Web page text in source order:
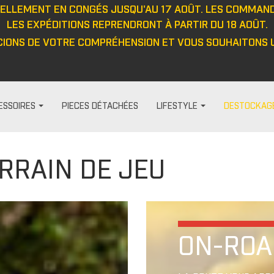
EN CONGÉS JUSQU'AU 17 AOÛT. LES
LES EXPÉDITIONS REPRENDRONT À PARTIR DU 18 AOÛT.
DE VOTRE COMPRÉHENSION ET VOUS
HABILLAGE ET PROTECTION
Barre anti-intrusion
Fenêtres
PIECES DÉTACHÉES LIFESTYLE
Cagoule/tour de cou
Casquette/bonnet
Haut
Pantalon
Gants
DE JEU
ON-